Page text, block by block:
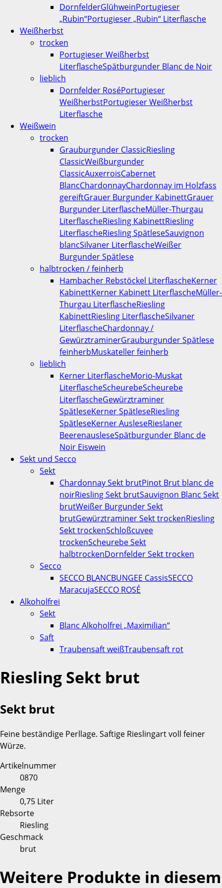
DornfelderGlühweinPortugieser
„Rubin“Portugieser „Rubin“ Literflasche
Weißherbst
trocken
Portugieser Weißherbst
LiterflascheSpätburgunder Blanc de Noir
lieblich
Dornfelder RoséPortugieser
WeißherbstPortugieser Weißherbst
Literflasche
Weißwein
trocken
Grauburgunder ClassicRiesling
ClassicWeißburgunder
ClassicAuxerroisCabernet
BlancChardonnayChardonnay im Holzfass
gereiftGrauer Burgunder KabinettGrauer
Burgunder LiterflascheMüller-Thurgau
LiterflascheRiesling KabinettRiesling
LiterflascheRiesling SpätleseSauvignon
blancSilvaner LiterflascheWeißer
Burgunder Spätlese
halbtrocken / feinherb
Hambacher Rebstöckel LiterflascheKerner
KabinettKerner Kabinett LiterflascheMüller-
Thurgau LiterflascheRiesling
KabinettRiesling LiterflascheSilvaner
LiterflascheChardonnay /
GewürztraminerGrauburgunder Spätlese
feinherbMuskateller feinherb
lieblich
Kerner LiterflascheMorio-Muskat
LiterflascheScheurebeScheurebe
LiterflascheGewürztraminer
SpätleseKerner SpätleseRiesling
SpätleseKerner AusleseRieslaner
BeerenausleseSpätburgunder Blanc de
Noir Eiswein
Sekt und Secco
Sekt
Chardonnay Sekt brutPinot Brut blanc de
noirRiesling Sekt brutSauvignon Blanc Sekt
brutWeißer Burgunder Sekt
brutGewürztraminer Sekt trockenRiesling
Sekt trockenSchloßcuvee
trockenScheurebe Sekt
halbtrockenDornfelder Sekt trocken
Secco
SECCO BLANCBUNGEE CassisSECCO
MaracujaSECCO ROSÉ
Alkoholfrei
Sekt
Blanc Alkoholfrei „Maximilian“
Saft
Traubensaft weißTraubensaft rot
Riesling Sekt brut
Sekt brut
Feine beständige Perllage. Saftige Rieslingart voll feiner
Würze.
Artikelnummer
0870
Menge
0,75 Liter
Rebsorte
Riesling
Geschmack
brut
Weitere Produkte in diesem